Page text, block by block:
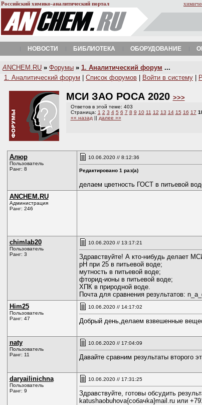
Российский химико-аналитический портал
НОВОСТИ БИБЛИОТЕКА ОБОРУДОВАНИЕ
A NCHEM.RU » Форумы » 1. Аналитический форум ...
1. Аналитический форум
Список форумов Войти в систему
МСИ ЗАО РОСА 2020 >>>
Ответов в этой теме: 403
Страница: 1 2 3 4 5 6 7 8 9 10 11 12 13 14 15 16 17
«« назад || далее »»
Алюр
Пользователь
Ранг: 8
10.06.2020 // 8:12:36
Редактировано 1 раз(а)
делаем цветность ГОСТ в питьевой
ANCHEM.RU
Администрация
Ранг: 246
chimlab20
Пользователь
Ранг: 3
10.06.2020 // 13:17:21
Здравствуйте! А кто-нибудь делает
рН при 25 в питьевой воде;
мутность в питьевой воде;
фторид-ионы в питьевой воде;
ХПК в природной воде.
Почта для сравнения результатов:
Him25
Пользователь
Ранг: 47
10.06.2020 // 14:17:02
Добрый день,делаем взвешенные
naty
Пользователь
Ранг: 11
10.06.2020 // 17:04:09
Давайте сравним результаты
daryailinichna
Пользователь
Ранг: 9
10.06.2020 // 17:31:25
Здравствуйте, готовы обсудить
katushaobuhova{coбaчkа}mail.ru или